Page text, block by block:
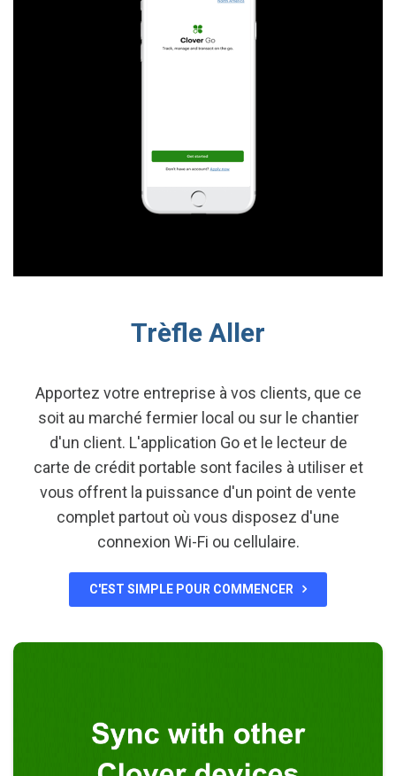
Trèfle Aller
Apportez votre entreprise à vos clients, que ce
soit au marché fermier local ou sur le chantier
d'un client. L'application Go et le lecteur de
carte de crédit portable sont faciles à utiliser et
vous offrent la puissance d'un point de vente
complet partout où vous disposez d'une
connexion Wi-Fi ou cellulaire.
C'EST SIMPLE POUR COMMENCER